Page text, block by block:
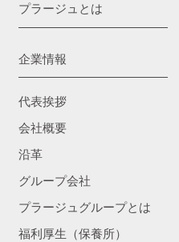
プラージュとは
企業情報
代表挨拶
会社概要
沿革
グループ会社
プラージュグループとは
福利厚生（保養所）